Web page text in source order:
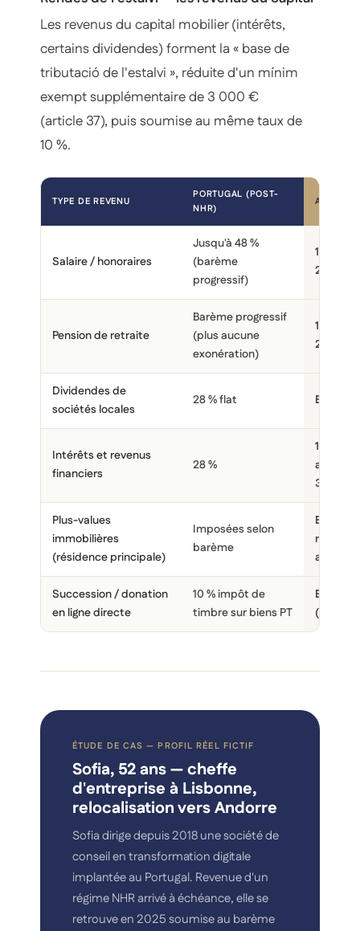
Les revenus du capital mobilier (intérêts,
certains dividendes) forment la « base de
tributació de l'estalvi », réduite d'un mínim
exempt supplémentaire de 3 000 €
(article 37), puis soumise au même taux de
10 %.
TYPE DE REVENU
PORTUGAL (POST-
NHR)
Salaire / honoraires
Jusqu'à 48 %
(barème
progressif)
10 %
24 000
Pension de retraite
Barème progressif
(plus aucune
exonération)
10 %
24 000
Dividendes de
sociétés locales
28 % flat
Intérêts et revenus
financiers
28 %
10 %
3 000 €
Plus-values
immobilières
(résidence principale)
Imposées selon
barème
Succession / donation
en ligne directe
10 % impôt de
timbre sur biens PT
(art. 5l
ÉTUDE DE CAS — PROFIL RÉEL FICTIF
Sofia, 52 ans — cheffe
d'entreprise à Lisbonne,
relocalisation vers Andorre
Sofia dirige depuis 2018 une société de
conseil en transformation digitale
implantée au Portugal. Revenue d'un
régime NHR arrivé à échéance, elle se
retrouve en 2025 soumise au barème